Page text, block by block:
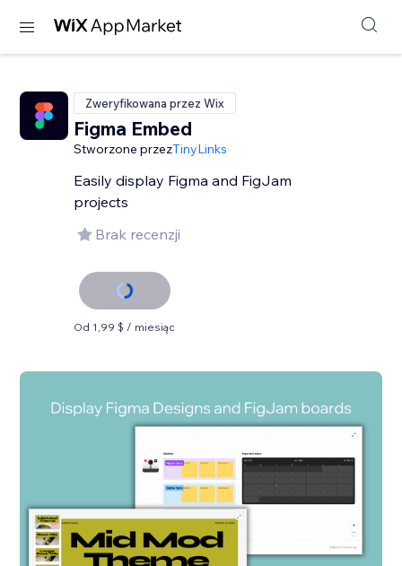
Zweryfikowana przez Wix
Figma Embed
Stworzone przezTinyLinks
Easily display Figma and FigJam
projects
Brak recenzji
Od 1,99 $ / miesiąc